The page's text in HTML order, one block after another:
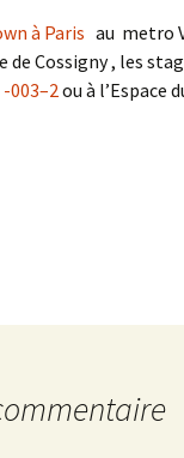
à Paris au metro
Cossigny , les
-003–2ou à l’Espace